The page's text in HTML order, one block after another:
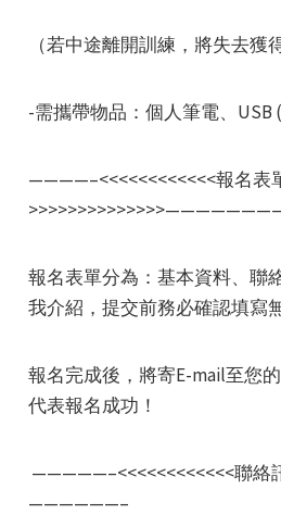
（若中途離開訓練，將失去獲
-需攜帶物品：個人筆電、USB
————–<<<<<<<<<<<<報名表
報名表單分為：基本資料、聯
我介紹，提交前務必確認填寫無
報名完成後，將寄E-mail至您
代表報名成功！
—————–<<<<<<<<<<<<聯絡
——————–